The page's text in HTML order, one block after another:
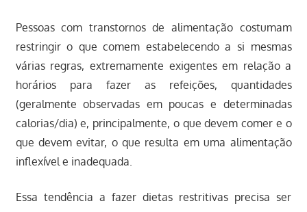
Pessoas com transtornos de alimentação costumam
restringir o que comem estabelecendo a si mesmas
várias regras, extremamente exigentes em relação a
horários para fazer as refeições, quantidades
(geralmente observadas em poucas e determinadas
calorias/dia) e, principalmente, o que devem comer e o
que devem evitar, o que resulta em uma alimentação
inflexível e inadequada.
Essa tendência a fazer dietas restritivas precisa ser